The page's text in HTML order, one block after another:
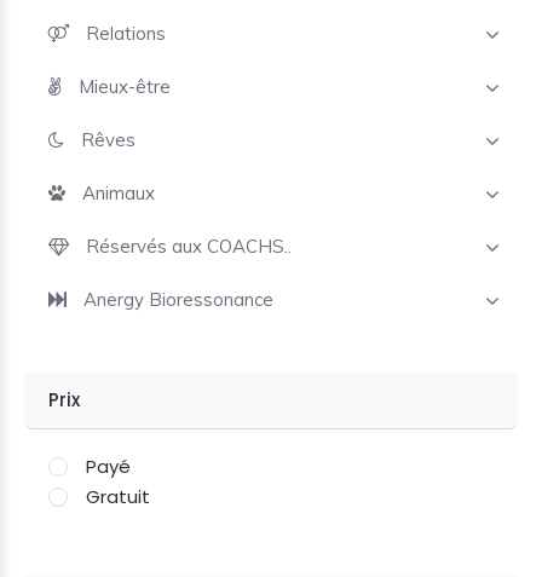
Relations
Mieux-être
Rêves
Animaux
Réservés aux COACHS..
Anergy Bioressonance
Prix
Payé
Gratuit